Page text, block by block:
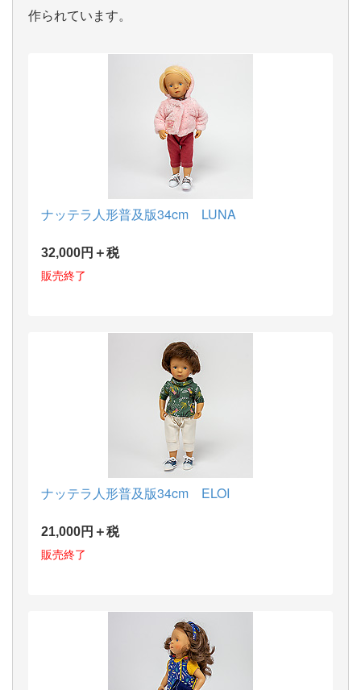
作られています。
ナッテラ人形普及版34cm LUNA
32,000円＋税
販売終了
ナッテラ人形普及版34cm ELOI
21,000円＋税
販売終了